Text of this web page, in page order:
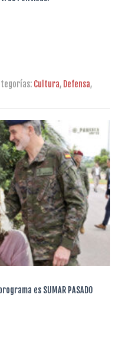
Cultura, Defensa,
es SUMAR PASADO